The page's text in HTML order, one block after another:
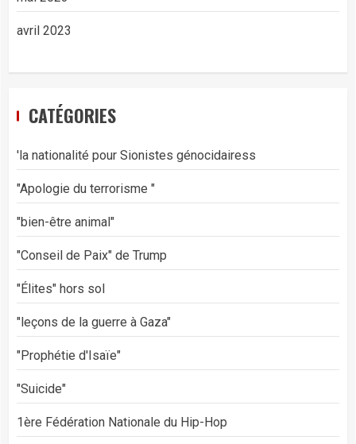
avril 2023
CATÉGORIES
'la nationalité pour Sionistes génocidairess
"Apologie du terrorisme "
"bien-être animal"
"Conseil de Paix" de Trump
"Élites" hors sol
"leçons de la guerre à Gaza"
"Prophétie d'Isaïe"
"Suicide"
1ère Fédération Nationale du Hip-Hop